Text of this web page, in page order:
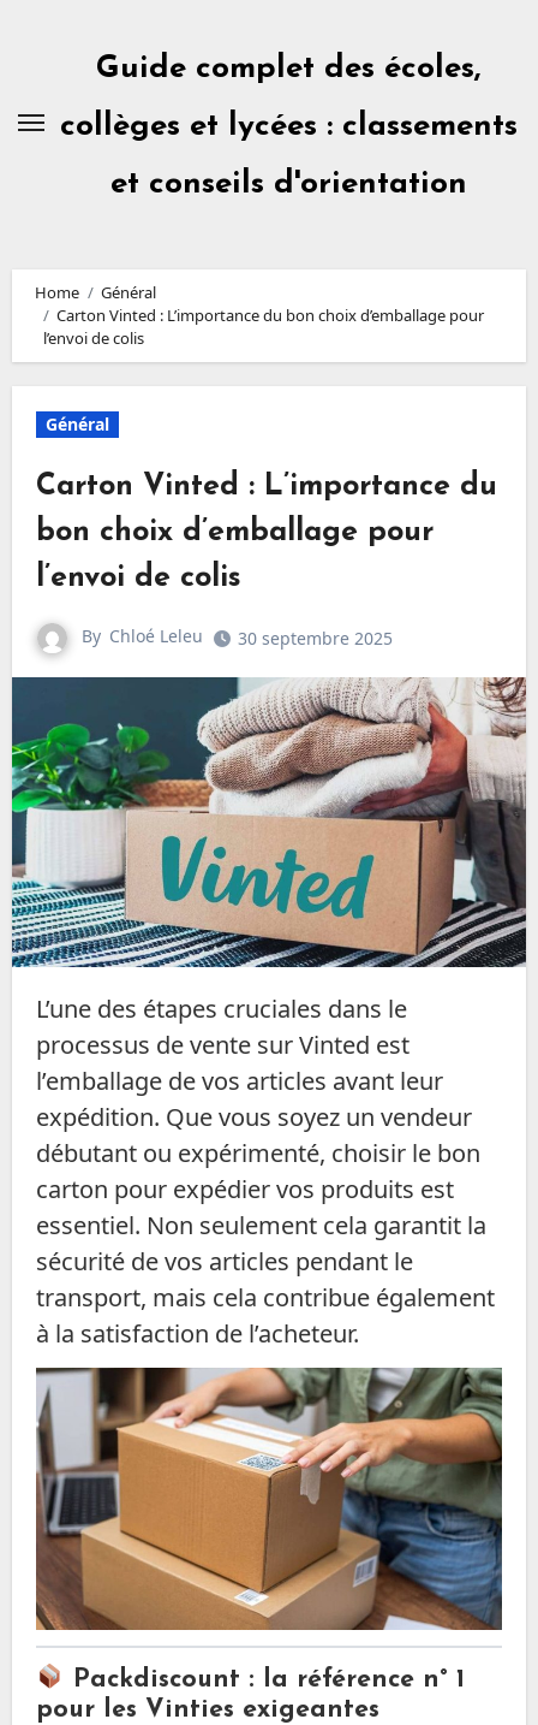
Guide complet des écoles,
collèges et lycées : classements
et conseils d'orientation
Home
Général
Carton Vinted : L’importance du bon choix d’emballage pour
l’envoi de colis
Général
Carton Vinted : L’importance du
bon choix d’emballage pour
l’envoi de colis
By Chloé Leleu 30 septembre 2025
L’une des étapes cruciales dans le
processus de vente sur Vinted est
l’emballage de vos articles avant leur
expédition. Que vous soyez un vendeur
débutant ou expérimenté, choisir le bon
carton pour expédier vos produits est
essentiel. Non seulement cela garantit la
sécurité de vos articles pendant le
transport, mais cela contribue également
à la satisfaction de l’acheteur.
Packdiscount : la référence n° 1
pour les Vinties exigeantes